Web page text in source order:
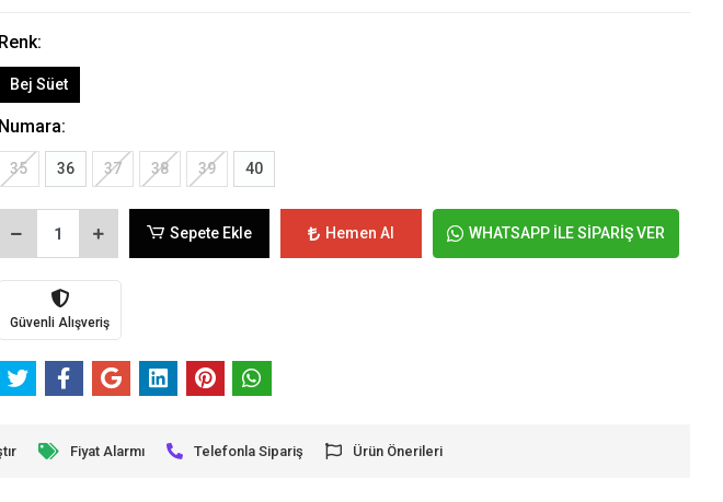
Renk:
Bej Süet
Numara:
35 36 37 38 39 40
Sepete Ekle Hemen Al WHATSAPP İLE SİPARİŞ VER
Güvenli Alışveriş
Fiyat Alarmı Telefonla Sipariş Ürün Önerileri